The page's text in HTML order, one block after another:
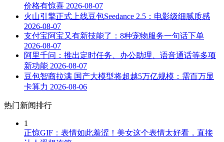
价格有惊喜 2026-08-07
火山引擎正式上线豆包Seedance 2.5：电影级细腻质感
2026-08-07
支付宝阿宝又有新技能了：8种宠物服务一句话下单
2026-08-07
阿里千问：推出定时任务、办公助理、语音通话等多项
新功能 2026-08-07
豆包智商拉满 国产大模型将超越5万亿规模：需百万显
卡算力 2026-08-06
热门新闻排行
1
正惊GIF：表情如此羞涩！美女这个表情太好看，直接